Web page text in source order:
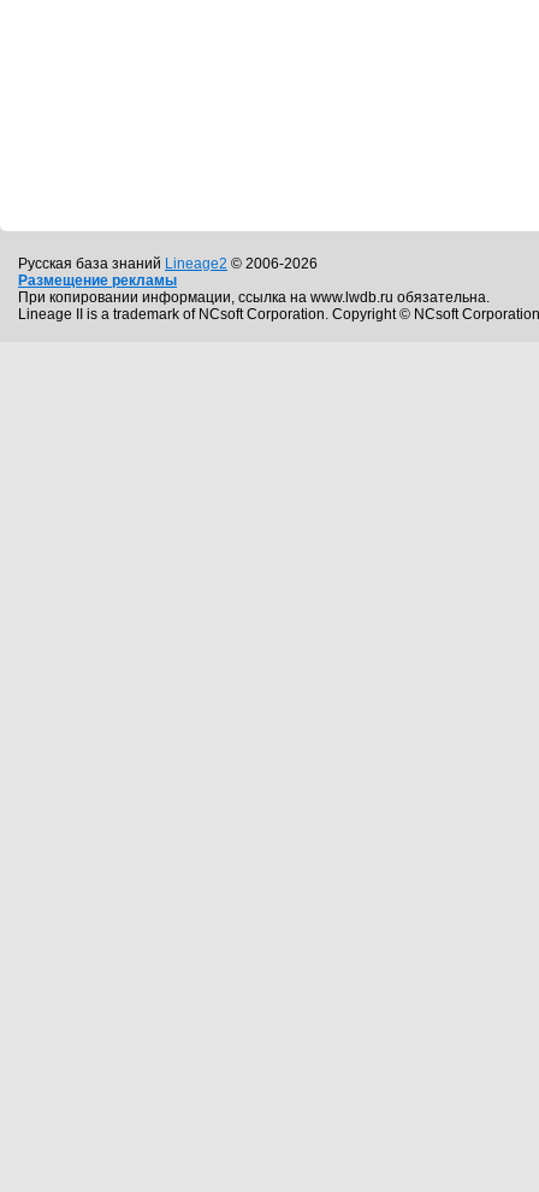
Русская база знаний Lineage2 © 2006-2026
Размещение рекламы
При копировании информации, ссылка на www.lwdb.ru обязательна.
Lineage II is a trademark of NCsoft Corporation. Copyright © NCsoft